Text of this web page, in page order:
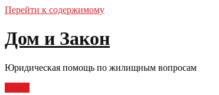
Перейти к содержимому
Дом и Закон
Юридическая помощь по жилищным вопросам